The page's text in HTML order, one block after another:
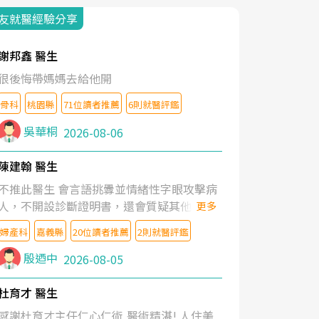
就醫經驗分享
邦鑫 醫生
後悔帶媽媽去給他開
骨科 桃園縣 71位讀者推薦 6則就醫評鑑
吳華桐 2026-08-06
建翰 醫生
推此醫生 會言語挑釁並情緒性字眼攻擊病
，不開設診斷證明書，還會質疑其他醫生
判斷！
更多
婦產科 嘉義縣 20位讀者推薦 2則就醫評鑑
殷迺中 2026-08-05
育才 醫生